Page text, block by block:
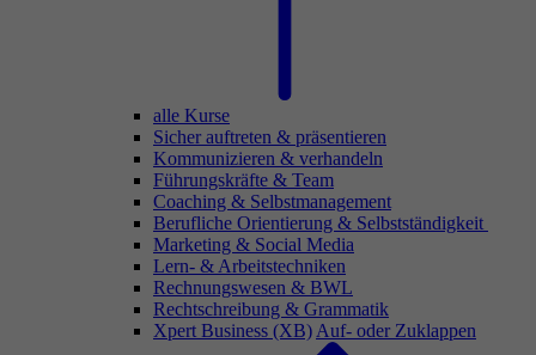
alle Kurse
Sicher auftreten & präsentieren
Kommunizieren & verhandeln
Führungskräfte & Team
Coaching & Selbstmanagement
Berufliche Orientierung & Selbstständigkeit
Marketing & Social Media
Lern- & Arbeitstechniken
Rechnungswesen & BWL
Rechtschreibung & Grammatik
Xpert Business (XB) Auf- oder Zuklappen